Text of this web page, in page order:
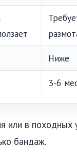
Ниже
3-6
или в походных
бандаж.